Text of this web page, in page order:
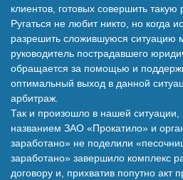
клиентов, готовых совершить такую
Ругаться не любит никто, но когда
разрешить сложившуюся ситуацию
руководитель пострадавшего
обращается за помощью и
оптимальный выход в данной
арбитраж.
Так и произошло в нашей
названием ЗАО «Прокатило» и
заработано» не поделили
заработано» завершило комплекс
договору и, прихватив попутно акт